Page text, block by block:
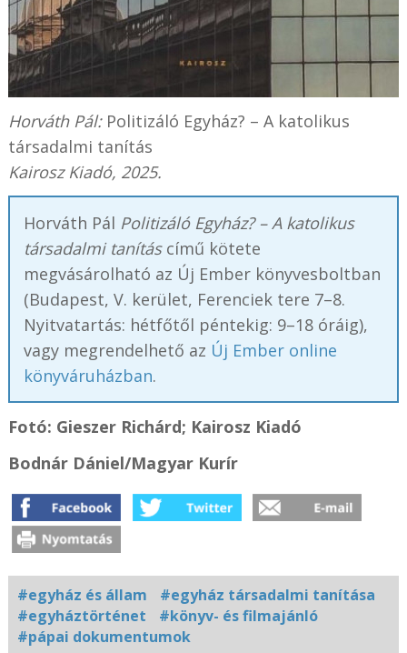
Horváth Pál: Politizáló Egyház? – A katolikus
társadalmi tanítás
Kairosz Kiadó, 2025.
Horváth Pál Politizáló Egyház? – A katolikus
társadalmi tanításcímű kötete
megvásárolható az Új Ember könyvesboltban
(Budapest, V. kerület, Ferenciek tere 7–8.
Nyitvatartás: hétfőtől péntekig: 9–18 óráig),
vagy megrendelhető az Új Ember online
könyváruházban.
Fotó: Gieszer Richárd; Kairosz Kiadó
Bodnár Dániel/Magyar Kurír
#egyház és állam
#egyház társadalmi tanítása
#egyháztörténet
#könyv- és filmajánló
#pápai dokumentumok